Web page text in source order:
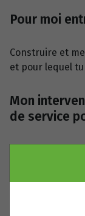
Pour moi
Construire et
et pour lequel
Mon
de service
appelé Les
septembre
cabines